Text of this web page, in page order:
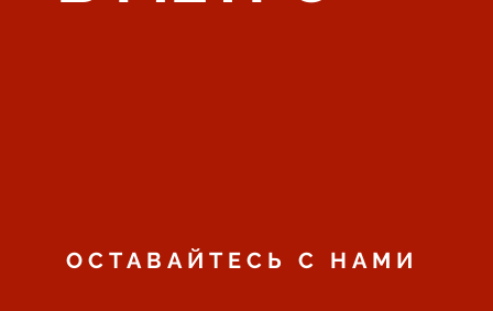
ОСТАВАЙТЕСЬ С НАМИ